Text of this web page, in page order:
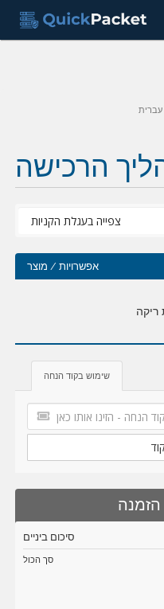
הרכישה
אפשרויות / מוצר
ריקה
שימוש בקוד הנחה
הזמנה
סיכום ביניים
סך הכול